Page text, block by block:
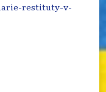
restituty-v-